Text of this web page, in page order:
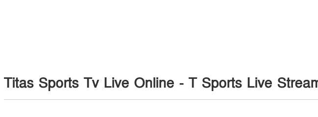
Titas Sports Tv Live Online - T Sports Live